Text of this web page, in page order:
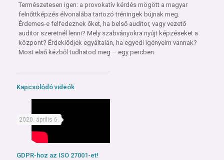
Természetesen igen: a provokatív kérdés mögött a magyar
felnőttképzés élvonalába tartozó tréningek bújnak meg.
Érdemes-e felfedeznek őket, ha belső auditor, vagy vezető
auditor szeretnél lenni? Mely szabványokra nyújt képzéseket a
központ? Érdeklődjek egyáltalán, ha egyedi igényeim vannak?
Most első kézből tudhatod meg – egy percben.
Kapcsolódó videók
2020. április 6.
GDPR-hoz az ISO 27001-et!